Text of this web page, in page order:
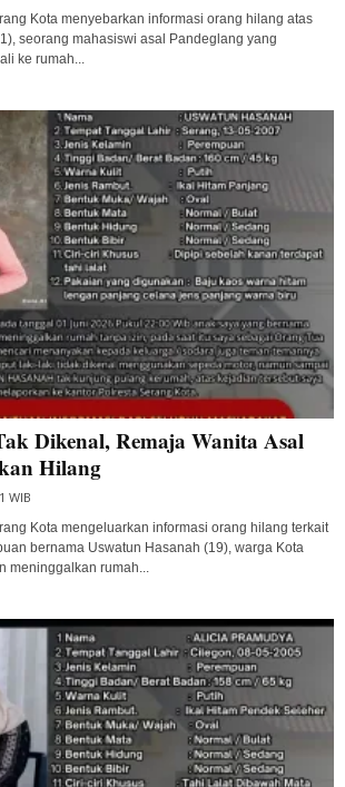
Kota menyebarkan informasi orang hilang atas
seorang mahasiswi asal Pandeglang yang
ke rumah...
Dikenal, Remaja Wanita Asal
Hilang
WIB
Kota mengeluarkan informasi orang hilang terkait
bernama Uswatun Hasanah (19), warga Kota
meninggalkan rumah...